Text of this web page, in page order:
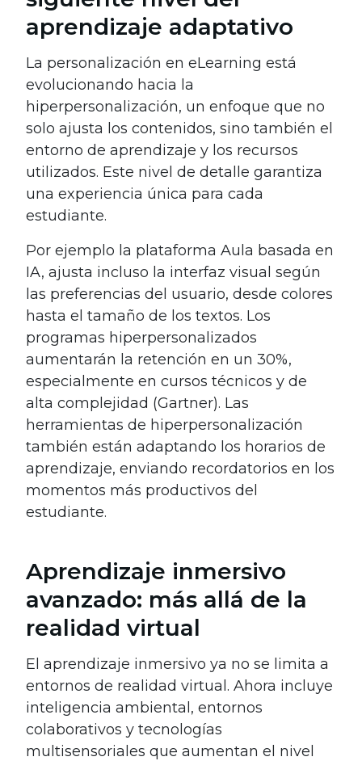
aprendizaje adaptativo
La personalización en eLearning está
evolucionando hacia la
hiperpersonalización, un enfoque que no
solo ajusta los contenidos, sino también el
entorno de aprendizaje y los recursos
utilizados. Este nivel de detalle garantiza
una experiencia única para cada
estudiante.
Por ejemplo la plataforma Aula basada en
IA, ajusta incluso la interfaz visual según
las preferencias del usuario, desde colores
hasta el tamaño de los textos. Los
programas hiperpersonalizados
aumentarán la retención en un 30%,
especialmente en cursos técnicos y de
alta complejidad (Gartner). Las
herramientas de hiperpersonalización
también están adaptando los horarios de
aprendizaje, enviando recordatorios en los
momentos más productivos del
estudiante.
Aprendizaje inmersivo
avanzado: más allá de la
realidad virtual
El aprendizaje inmersivo ya no se limita a
entornos de realidad virtual. Ahora incluye
inteligencia ambiental, entornos
colaborativos y tecnologías
multisensoriales que aumentan el nivel